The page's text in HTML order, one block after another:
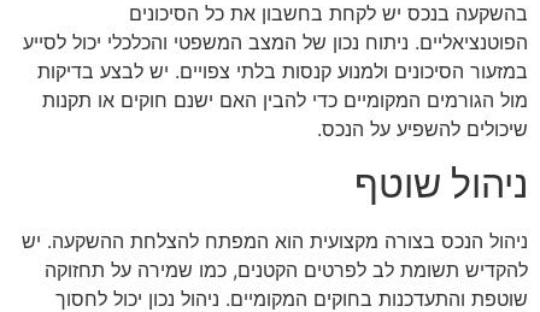
בהשקעה בנכס יש לקחת בחשבון את כל הסיכונים
הפוטנציאליים. ניתוח נכון של המצב המשפטי והכלכלי יכול לסייע
במזעור הסיכונים ולמנוע קנסות בלתי צפויים. יש לבצע בדיקות
מול הגורמים המקומיים כדי להבין האם ישנם חוקים או תקנות
שיכולים להשפיע על הנכס.
ניהול שוטף
ניהול הנכס בצורה מקצועית הוא המפתח להצלחת ההשקעה. יש
להקדיש תשומת לב לפרטים הקטנים, כמו שמירה על תחזוקה
שוטפת והתעדכנות בחוקים המקומיים. ניהול נכון יכול לחסוך